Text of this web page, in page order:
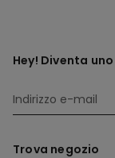
Hey! Diventa
Trova negozio